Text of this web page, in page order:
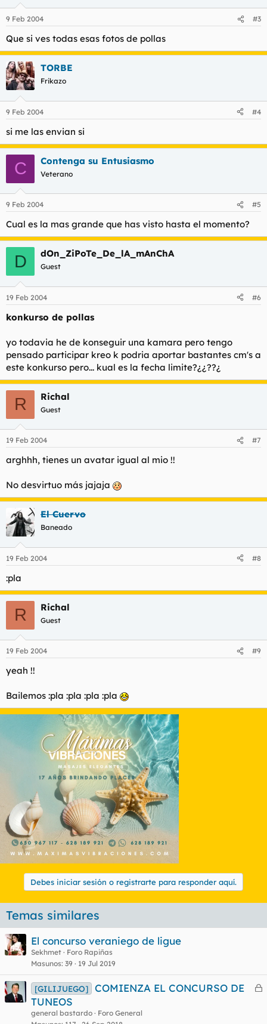
9 Feb 2004 #3
Que si ves todas esas fotos de pollas
TORBE
Frikazo
9 Feb 2004 #4
si me las envian si
C Contenga su Entusiasmo
Veterano
9 Feb 2004 #5
Cual es la mas grande que has visto hasta el momento?
D dOn_ZiPoTe_De_lA_mAnChA
Guest
19 Feb 2004 #6
konkurso de pollas
yo todavia he de konseguir una kamara pero tengo
pensado participar kreo k podria aportar bastantes cm's a
este konkurso pero... kual es la fecha limite?¿¿??¿
R Richal
Guest
19 Feb 2004 #7
arghhh, tienes un avatar igual al mio !!
No desvirtuo más jajaja
El Cuervo
Baneado
19 Feb 2004 #8
:pla
R Richal
Guest
19 Feb 2004 #9
yeah !!
Bailemos :pla :pla :pla :pla
Debes iniciar sesión o registrarte para responder aquí.
Temas similares
El concurso veraniego de ligue
Sekhmet
Foro Rapiñas
Masunos 39 19 Jul 2019
C
[GILIJUEGO]
COMIENZA EL CONCURSO DE
TUNEOS
general bastardo
Foro General